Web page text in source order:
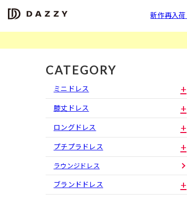
新作再入荷
CATEGORY
ミニドレス
膝丈ドレス
ロングドレス
プチプラドレス
ラウンジドレス
ブランドドレス